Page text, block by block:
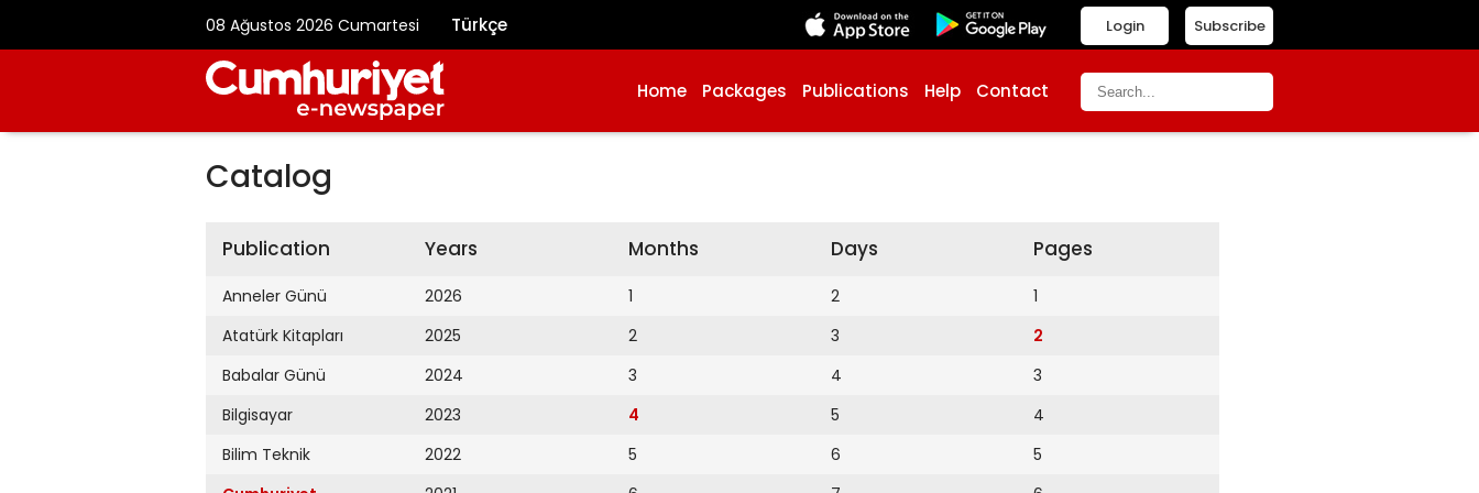
08 Ağustos 2026 Cumartesi Türkçe Subscribe
Login
Home Packages Publications Help Contact
Catalog
Publication
Anneler Günü
Atatürk Kitapları
Babalar Günü
Bilgisayar
Bilim Teknik
Years
2026
2025
2024
2023
2022
Months
1
2
3
4
5
Days
2
3
4
5
6
Pages
1
2
3
4
5